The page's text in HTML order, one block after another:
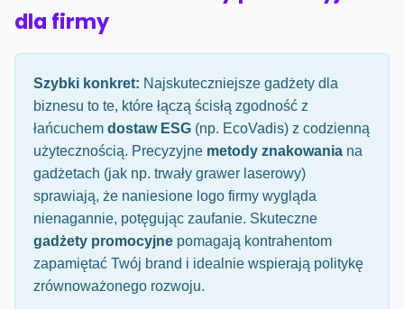
dla firmy
Szybki konkret: Najskuteczniejsze gadżety dla
biznesu to te, które łączą ścisłą zgodność z
łańcuchem dostaw ESG (np. EcoVadis) z codzienną
użytecznością. Precyzyjne metody znakowania na
gadżetach (jak np. trwały grawer laserowy)
sprawiają, że naniesione logo firmy wygląda
nienagannie, potęgując zaufanie. Skuteczne
gadżety promocyjne pomagają kontrahentom
zapamiętać Twój brand i idealnie wspierają politykę
zrównoważonego rozwoju.